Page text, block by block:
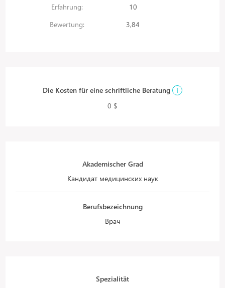
Erfahrung:
10
Bewertung:
3,84
Die Kosten für eine schriftliche Beratung
i
0 $
Akademischer Grad
Кандидат медицинских наук
Berufsbezeichnung
Врач
Spezialität